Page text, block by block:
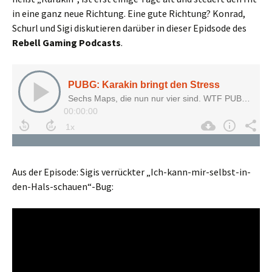
in eine ganz neue Richtung. Eine gute Richtung? Konrad,
Schurl und Sigi diskutieren darüber in dieser Epidsode des
Rebell Gaming Podcasts.
Aus der Episode: Sigis verrückter „Ich-kann-mir-selbst-in-
den-Hals-schauen“-Bug: